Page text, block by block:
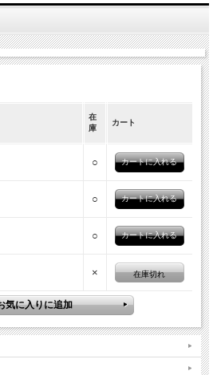
在
庫
カート
○
○
○
× 在庫切れ